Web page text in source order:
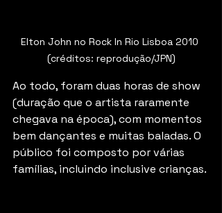
Elton John no Rock In Rio Lisboa 2010
(créditos: reprodução/JPN)
Ao todo, foram duas horas de show
(duração que o artista raramente
chegava na época), com momentos
bem dançantes e muitas baladas. O
público foi composto por várias
famílias, incluindo inclusive crianças.